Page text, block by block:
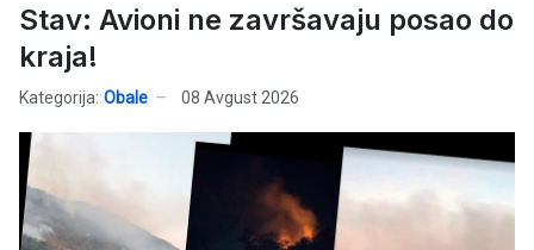
Stav: Avioni ne završavaju posao do
kraja!
Kategorija: Obale 08 Avgust 2026